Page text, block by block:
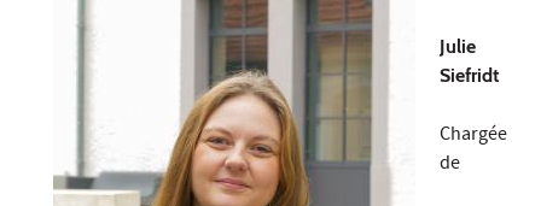
Julie
Siefridt
Chargée
de